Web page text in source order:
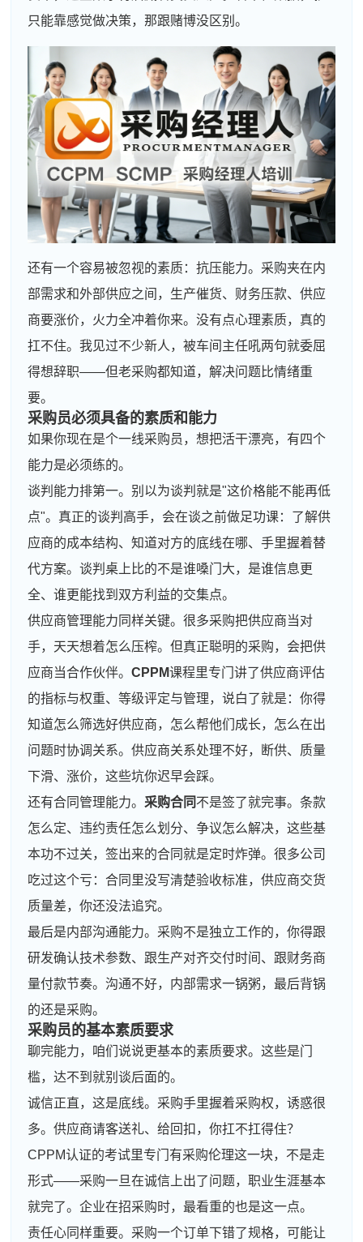
只能靠感觉做决策，那跟赌博没区别。
还有一个容易被忽视的素质：抗压能力。采购夹在内
部需求和外部供应之间，生产催货、财务压款、供应
商要涨价，火力全冲着你来。没有点心理素质，真的
扛不住。我见过不少新人，被车间主任吼两句就委屈
得想辞职——但老采购都知道，解决问题比情绪重
要。
采购员必须具备的素质和能力
如果你现在是个一线采购员，想把活干漂亮，有四个
能力是必须练的。
谈判能力排第一。别以为谈判就是"这价格能不能再低
点"。真正的谈判高手，会在谈之前做足功课：了解供
应商的成本结构、知道对方的底线在哪、手里握着替
代方案。谈判桌上比的不是谁嗓门大，是谁信息更
全、谁更能找到双方利益的交集点。
供应商管理能力同样关键。很多采购把供应商当对
手，天天想着怎么压榨。但真正聪明的采购，会把供
应商当合作伙伴。CPPM课程里专门讲了供应商评估
的指标与权重、等级评定与管理，说白了就是：你得
知道怎么筛选好供应商，怎么帮他们成长，怎么在出
问题时协调关系。供应商关系处理不好，断供、质量
下滑、涨价，这些坑你迟早会踩。
还有合同管理能力。 采购合同 不是签了就完事。条款
怎么定、违约责任怎么划分、争议怎么解决，这些基
本功不过关，签出来的合同就是定时炸弹。很多公司
吃过这个亏：合同里没写清楚验收标准，供应商交货
质量差，你还没法追究。
最后是内部沟通能力。采购不是独立工作的，你得跟
研发确认技术参数、跟生产对齐交付时间、跟财务商
量付款节奏。沟通不好，内部需求一锅粥，最后背锅
的还是采购。
采购员的基本素质要求
聊完能力，咱们说说更基本的素质要求。这些是门
槛，达不到就别谈后面的。
诚信正直，这是底线。采购手里握着采购权，诱惑很
多。供应商请客送礼、给回扣，你扛不扛得住？
CPPM认证的考试里专门有采购伦理这一块，不是走
形式——采购一旦在诚信上出了问题，职业生涯基本
就完了。企业在招采购时，最看重的也是这一点。
责任心同样重要。采购一个订单下错了规格，可能让